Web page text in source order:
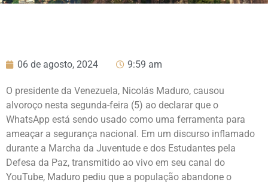
06 de agosto, 2024 9:59 am
O presidente da Venezuela, Nicolás Maduro, causou
alvoroço nesta segunda-feira (5) ao declarar que o
WhatsApp está sendo usado como uma ferramenta para
ameaçar a segurança nacional. Em um discurso inflamado
durante a Marcha da Juventude e dos Estudantes pela
Defesa da Paz, transmitido ao vivo em seu canal do
YouTube, Maduro pediu que a população abandone o